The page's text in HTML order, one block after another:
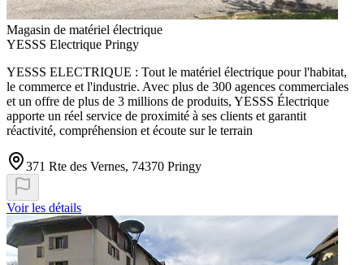
Magasin de matériel électrique
YESSS Electrique Pringy
YESSS ELECTRIQUE : Tout le matériel électrique pour l'habitat,
le commerce et l'industrie. Avec plus de 300 agences commerciales
et un offre de plus de 3 millions de produits, YESSS Électrique
apporte un réel service de proximité à ses clients et garantit
réactivité, compréhension et écoute sur le terrain
371 Rte des Vernes, 74370 Pringy
Voir les détails